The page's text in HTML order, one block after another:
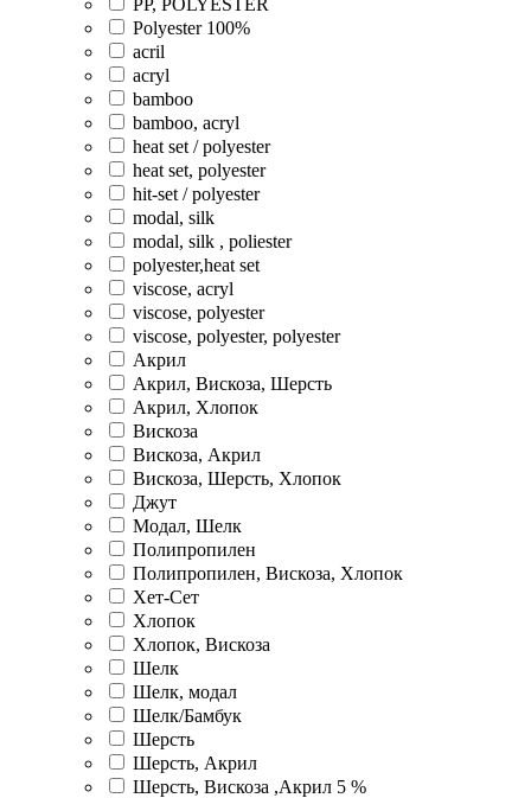
Polyester 100%
acril
acryl
bamboo
bamboo, acryl
heat set / polyester
heat set, polyester
hit-set / polyester
modal, silk
modal, silk , poliester
polyester,heat set
viscose, acryl
viscose, polyester
viscose, polyester, polyester
Акрил
Акрил, Вискоза, Шерсть
Акрил, Хлопок
Вискоза
Вискоза, Акрил
Вискоза, Шерсть, Хлопок
Джут
Модал, Шелк
Полипропилен
Полипропилен, Вискоза, Хлопок
Хет-Сет
Хлопок
Хлопок, Вискоза
Шелк
Шелк, модал
Шелк/Бамбук
Шерсть
Шерсть, Акрил
Шерсть, Вискоза ,Акрил 5 %